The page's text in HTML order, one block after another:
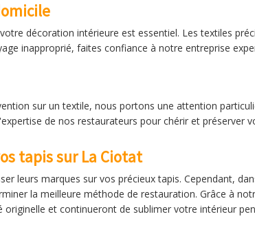
décoration intérieure est essentiel. Les textiles
inapproprié, faites confiance à notre entreprise
sur un textile, nous portons une attention
de nos restaurateurs pour chérir et préserver
tapis sur La Ciotat
leurs marques sur vos précieux tapis. Cependant,
la meilleure méthode de restauration. Grâce à
et continueront de sublimer votre intérieur